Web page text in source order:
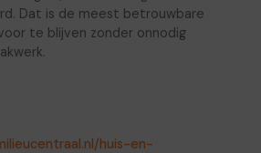
Dat is de meest betrouwbare
te blijven zonder onnodig
huis-en-